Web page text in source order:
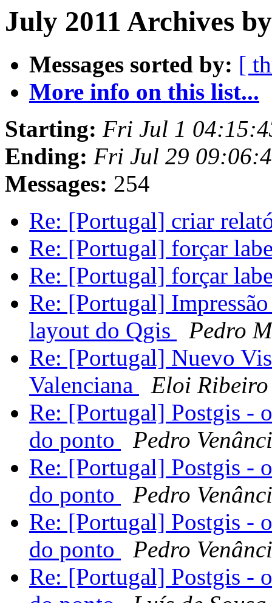
July 2011 Archives
Messages sorted by: [
More info on this list...
Starting: Fri Jul 1
Ending: Fri Jul 29
Messages: 254
Re: [Portugal] criar
Re: [Portugal] forçar
Re: [Portugal] forçar
Re: [Portugal]
layout do Qgis
Pedro
Re: [Portugal] Nuevo
Valenciana
Eloi Ribeiro
Re: [Portugal] Postgis -
do ponto
Pedro
Re: [Portugal] Postgis -
do ponto
Pedro
Re: [Portugal] Postgis -
do ponto
Pedro
Re: [Portugal] Postgis -